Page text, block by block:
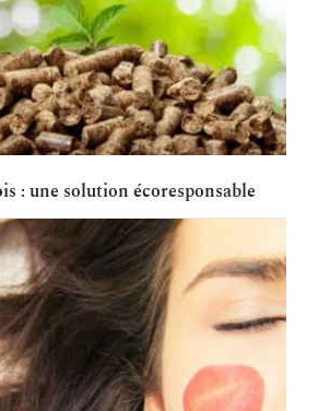
: une solution écoresponsable